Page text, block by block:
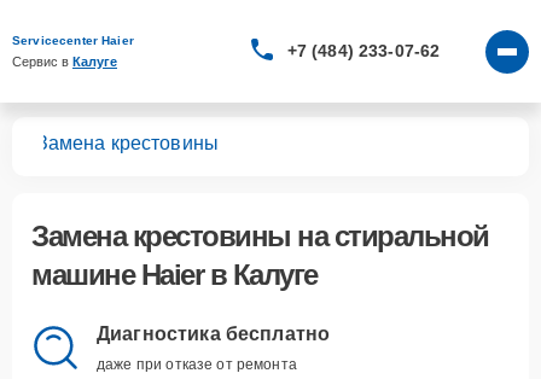
Servicecenter Haier
Сервис в Калуге
+7 (484) 233-07-62
Замена крестовины
Замена крестовины на стиральной
машине Haier в Калуге
Диагностика бесплатно
даже при отказе от ремонта